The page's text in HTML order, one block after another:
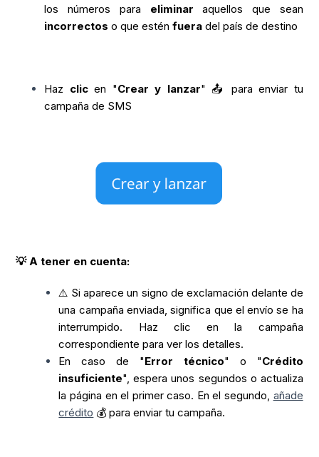
los números para eliminar aquellos que sean
incorrectos o que esténfuera del país de destino
Haz clicen "Crear y lanzar" 📤 para enviar tu
campaña de SMS
💡 A tener en cuenta:
⚠️ Si aparece un signo de exclamación delante de
una campaña enviada, significa que el envío se ha
interrumpido. Haz clic en la campaña
correspondiente para ver los detalles.
En caso de "Error técnico" o "Crédito
insuficiente", espera unos segundos o actualiza
la página en el primer caso. En el segundo, añade
crédito 💰 para enviar tu campaña.